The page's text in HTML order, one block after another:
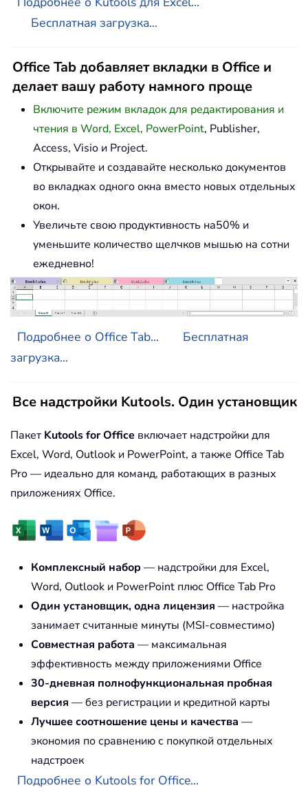
Бесплатная загрузка...
Office Tab добавляет вкладки в Office и
делает вашу работу намного проще
Включите режим вкладок для редактирования и
чтения в Word, Excel, PowerPoint, Publisher,
Access, Visio и Project.
Открывайте и создавайте несколько документов
во вкладках одного окна вместо новых отдельных
окон.
Увеличьте свою продуктивность на50% и
уменьшите количество щелчков мышью на сотни
ежедневно!
Подробнее о Office Tab...
Бесплатная
загрузка...
Все надстройки Kutools. Один установщик
Пакет Kutools for Office включает надстройки для
Excel, Word, Outlook и PowerPoint, а также Office Tab
Pro — идеально для команд, работающих в разных
приложениях Office.
Комплексный набор — надстройки для Excel,
Word, Outlook и PowerPoint плюс Office Tab Pro
Один установщик, одна лицензия — настройка
занимает считанные минуты (MSI-совместимо)
Совместная работа — максимальная
эффективность между приложениями Office
30-дневная полнофункциональная пробная
версия — без регистрации и кредитной карты
Лучшее соотношение цены и качества —
экономия по сравнению с покупкой отдельных
надстроек
Подробнее о Kutools for Office...